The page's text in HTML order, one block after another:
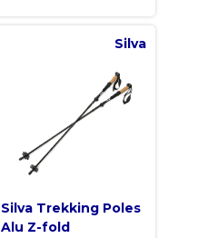
Silva
Silva Trekking Poles
Alu Z-fold